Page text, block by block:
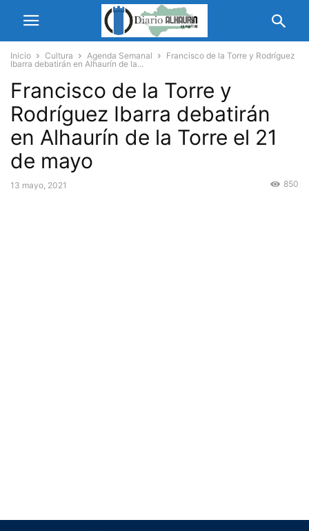
Inicio Cultura Agenda Semanal
Francisco de la Torre y Rodríguez
Ibarra debatirán en Alhaurín de la...
Francisco de la Torre y
Rodríguez Ibarra debatirán
en Alhaurín de la Torre el 21
de mayo
13 mayo, 2021 850